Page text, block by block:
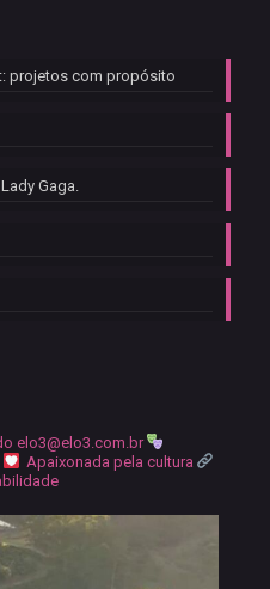
projetos com propósito
Gaga.
elo3@elo3.com.br
Apaixonada pela cultura